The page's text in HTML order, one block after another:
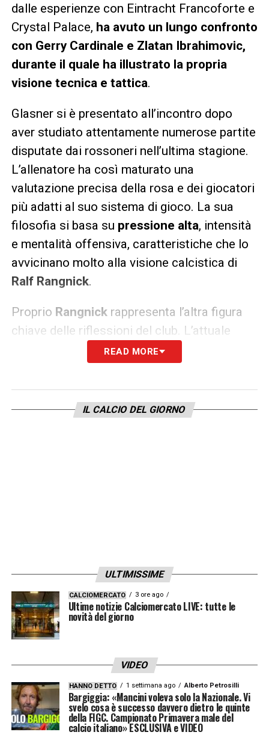
dalle esperienze con Eintracht Francoforte e
Crystal Palace, ha avuto un lungo confronto
con Gerry Cardinale e Zlatan Ibrahimovic,
durante il quale ha illustrato la propria
visione tecnica e tattica.
Glasner si è presentato all’incontro dopo
aver studiato attentamente numerose partite
disputate dai rossoneri nell’ultima stagione.
L’allenatore ha così maturato una
valutazione precisa della rosa e dei giocatori
più adatti al suo sistema di gioco. La sua
filosofia si basa su pressione alta, intensità
e mentalità offensiva, caratteristiche che lo
avvicinano molto alla visione calcistica di
Ralf Rangnick.
Proprio Rangnickrappresenta l’altra figura
chiave delle riflessioni del club. L’attuale
commissario tecnico dell’Austria
esperienza come responsabile dell’area
tecnica del Milan, ma a precise condizioni
Tra i nomi graditi a Rangnick emerge quello di
READ MORE
IL CALCIO DEL GIORNO
ULTIMISSIME
CALCIOMERCATO 3 ore ago
Ultime notizie Calciomercato LIVE: tutte le
novità del giorno
VIDEO
HANNO DETTO 1 settimana ago Alberto Petrosilli
Bargiggia: «Mancini voleva solo la Nazionale. Vi
svelo cosa è successo davvero dietro le quinte
della FIGC. Campionato Primavera male del
calcio italiano» ESCLUSIVA e VIDEO